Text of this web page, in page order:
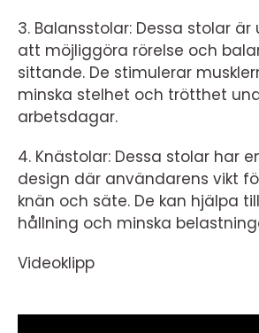
3. Balansstolar: Dessa stolar
att möjliggöra rörelse och
sittande. De stimulerar
minska stelhet och trötthet
arbetsdagar.
4. Knästolar: Dessa stolar har
design där användarens vikt
knän och säte. De kan hjälpa
hållning och minska
Videoklipp